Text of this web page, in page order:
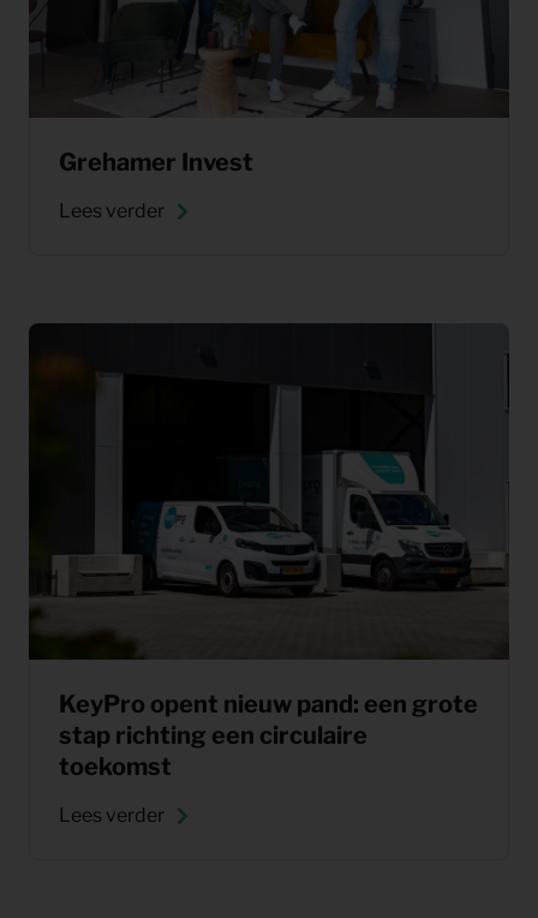
Grehamer Invest
Lees verder
KeyPro opent nieuw pand: een grote
stap richting een circulaire
toekomst
Lees verder